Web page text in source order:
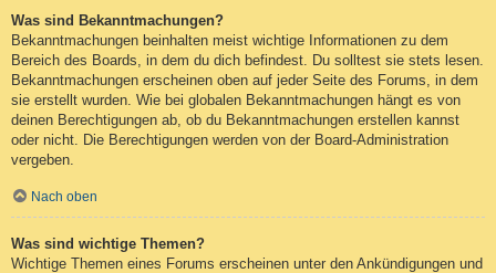
Was sind Bekanntmachungen?
Bekanntmachungen beinhalten meist wichtige Informationen zu dem
Bereich des Boards, in dem du dich befindest. Du solltest sie stets lesen.
Bekanntmachungen erscheinen oben auf jeder Seite des Forums, in dem
sie erstellt wurden. Wie bei globalen Bekanntmachungen hängt es von
deinen Berechtigungen ab, ob du Bekanntmachungen erstellen kannst
oder nicht. Die Berechtigungen werden von der Board-Administration
vergeben.
Nach oben
Was sind wichtige Themen?
Wichtige Themen eines Forums erscheinen unter den Ankündigungen und